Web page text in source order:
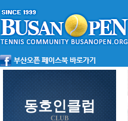
동호인클럽
CLUB